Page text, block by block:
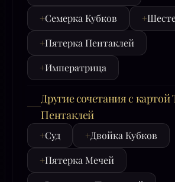
+Семерка Кубков +
+Пятерка Пентаклей
+Императрица
Другие сочетания с картой
Пентаклей
+Суд +Двойка Кубков
+Пятерка Мечей